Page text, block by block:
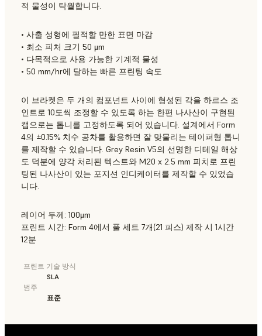
적 물성이 탁월합니다.
• 사출 성형에 필적할 만한 표면 마감
• 최소 피처 크기 50 μm
• 다목적으로 사용 가능한 기계적 물성
• 50 mm/hr에 달하는 빠른 프린팅 속도
이 브라켓은 두 개의 컴포넌트 사이에 형성된 각을 하르스 조
인트로 10도씩 조정할 수 있도록 하는 한편 나사산이 구현된
캡으로는 톱니를 고정하도록 되어 있습니다. 설계에서 Form
4의 ±0.15% 치수 공차를 활용하면 잘 맞물리는 테이퍼형 톱니
를 제작할 수 있습니다. Grey Resin V5의 선명한 디테일 해상
도 덕분에 양각 처리된 텍스트와 M20 x 2.5 mm 피치로 프린
팅된 나사산이 있는 포지션 인디케이터를 제작할 수 있었습
니다.
레이어 두께: 100μm
프린트 시간: Form 4에서 풀 세트 7개(21 피스) 제작 시 1시간
12분
프린트 기술 방식
SLA
범주
표준